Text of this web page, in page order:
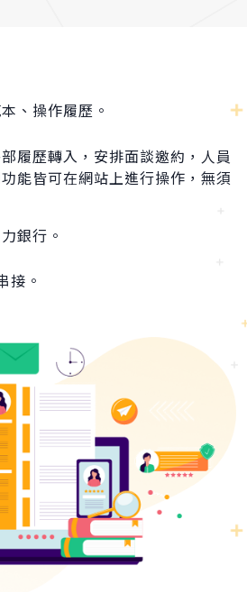
、操作履歷。
履歷轉入，安排面談邀約，人員
能皆可在網站上進行操作，無須
銀行。
接。